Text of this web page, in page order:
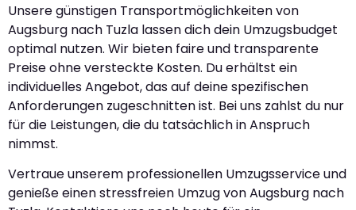
Unsere günstigen Transportmöglichkeiten von
Augsburg nach Tuzla lassen dich dein Umzugsbudget
optimal nutzen. Wir bieten faire und transparente
Preise ohne versteckte Kosten. Du erhältst ein
individuelles Angebot, das auf deine spezifischen
Anforderungen zugeschnitten ist. Bei uns zahlst du nur
für die Leistungen, die du tatsächlich in Anspruch
nimmst.
Vertraue unserem professionellen Umzugsservice und
genieße einen stressfreien Umzug von Augsburg nach